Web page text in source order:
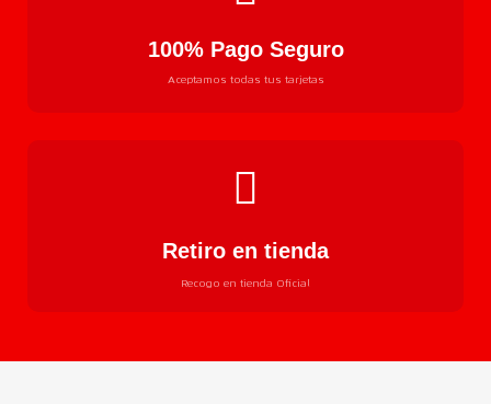
100% Pago Seguro
Aceptamos todas tus tarjetas
Retiro en tienda
Recogo en tienda Oficial